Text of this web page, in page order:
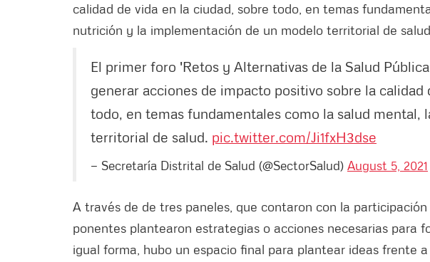
calidad de vida en la ciudad, sobre todo, en temas
nutrición y la implementación de un modelo territorial de
El primer foro 'Retos y Alternativas de la Salud
generar acciones de impacto positivo sobre la calidad
todo, en temas fundamentales como la salud mental,
territorial de salud. pic.twitter.com/Ji1fxH3dse
— Secretaría Distrital de Salud (@SectorSalud) August 5, 2021
A través de de tres paneles, que contaron con la
ponentes plantearon estrategias o acciones necesarias para
igual forma, hubo un espacio final para plantear ideas frente